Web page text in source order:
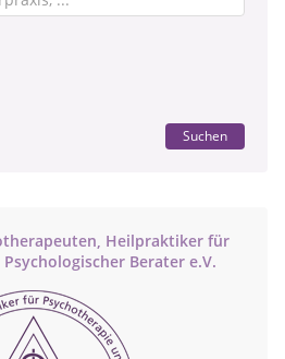
Suchen
Heilpraktiker für
Berater e.V.